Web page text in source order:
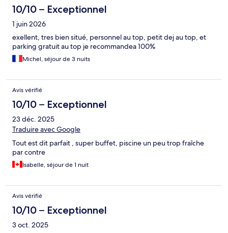
10/10 – Exceptionnel
1 juin 2026
exellent, tres bien situé, personnel au top, petit dej au top, et
parking gratuit au top je recommandea 100%
Michel, séjour de 3 nuits
Avis vérifié
10/10 – Exceptionnel
23 déc. 2025
Traduire avec Google
Tout est dit parfait , super buffet, piscine un peu trop fraîche
par contre
Isabelle, séjour de 1 nuit
Avis vérifié
10/10 – Exceptionnel
3 oct. 2025